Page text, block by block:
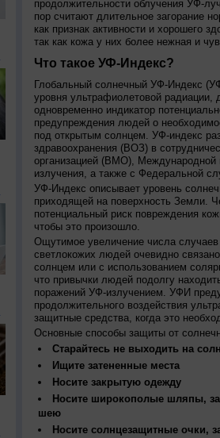
продолжительности облучения УФ-
пор считают длительное загорание
как признак активности и хорошего
так как кожа у них более нежная и
Что такое УФ-Индекс?
Глобальный солнечный УФ-Индекс
уровня ультрафиолетовой
одновременно индикатор
предупреждения людей о
под открытым солнцем. УФ-индекс
здравоохранения (ВОЗ) в
организацией (ВМО), Международной
излучения, а также с Федеральной
УФ-Индекс описывает уровень
приходящей на поверхность Земли.
потенциальный риск повреждения
чтобы это произошло.
Ощутимое увеличение числа
светлокожих людей очевидно
солнцем или с использованием
что привычки людей подолгу
поражений УФ-излучением. УФИ
продолжительного воздействия
защитные средства, когда это
Основные способы защиты от
Старайтесь не выходить на
Ищите затененные места
Носите закрытую одежду
Носите широкополые шляпы,
шею
Носите солнцезащитные очки,